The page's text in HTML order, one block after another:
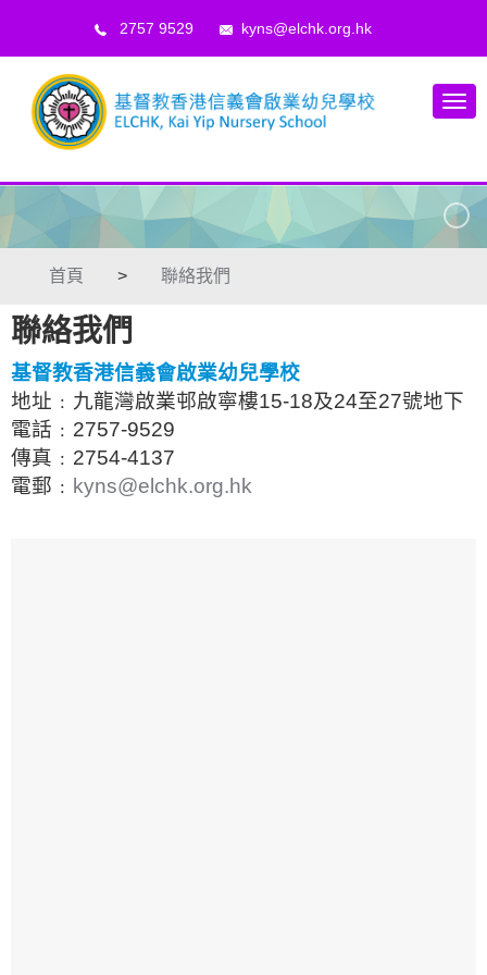
2757 9529 kyns@elchk.org.hk
首頁 > 聯絡我們
聯絡我們
基督教香港信義會啟業幼兒學校
地址﹕九龍灣啟業邨啟寧樓15-18及24至27號地下
電話﹕ 2757-9529
傳真﹕2754-4137
電郵﹕ kyns@elchk.org.hk